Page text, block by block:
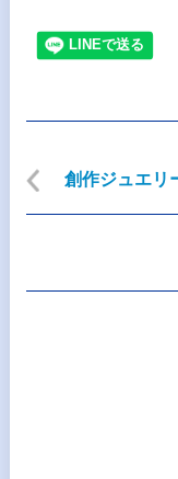
創作ジュエ